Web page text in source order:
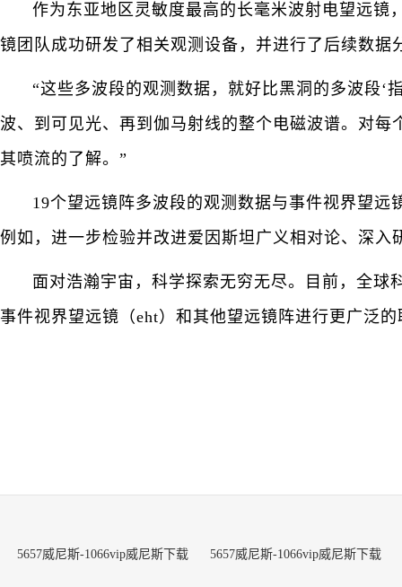
作为东亚地区灵敏度最高的长毫米波射电望远镜
镜团队成功研发了相关观测设备，并进行了后续数据
“这些多波段的观测数据，就好比黑洞的多波段‘
波、到可见光、再到伽马射线的整个电磁波谱。对
其喷流的了解。”
19个望远镜阵多波段的观测数据与事件视界望
例如，进一步检验并改进爱因斯坦广义相对论、深入
面对浩瀚宇宙，科学探索无穷无尽。目前，全
事件视界望远镜（eht）和其他望远镜阵进行更广泛
5657威尼斯-1066vip威尼斯下载 5657威尼斯-1066vip威尼斯下载